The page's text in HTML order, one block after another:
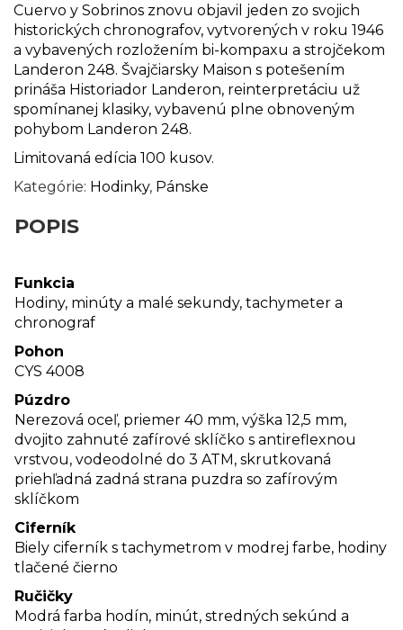
Cuervo y Sobrinos znovu objavil jeden zo svojich
historických chronografov, vytvorených v roku 1946
a vybavených rozložením bi-kompaxu a strojčekom
Landeron 248. Švajčiarsky Maison s potešením
prináša Historiador Landeron, reinterpretáciu už
spomínanej klasiky, vybavenú plne obnoveným
pohybom Landeron 248.
Limitovaná edícia 100 kusov.
Kategórie: Hodinky, Pánske
POPIS
Funkcia
Hodiny, minúty a malé sekundy, tachymeter a
chronograf
Pohon
CYS 4008
Púzdro
Nerezová oceľ, priemer 40 mm, výška 12,5 mm,
dvojito zahnuté zafírové sklíčko s antireflexnou
vrstvou, vodeodolné do 3 ATM, skrutkovaná
priehľadná zadná strana puzdra so zafírovým
sklíčkom
Ciferník
Biely ciferník s tachymetrom v modrej farbe, hodiny
tlačené čierno
Ručičky
Modrá farba hodín, minút, stredných sekúnd a